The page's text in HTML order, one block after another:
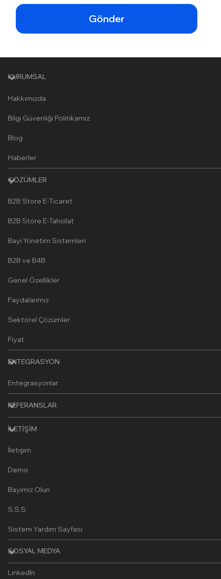
Gönder
KURUMSAL
Hakkımızda
Bilgi Güvenliği Politikamız
Blog
Haberler
ÇÖZÜMLER
B2B Store E-Ticaret
B2B Store E-Tahsilat
Bayi Yönetim Sistemleri
B2B ve B4B
Genel Özellikler
Faydalarımız
Sektörel Çözümler
Fiyat
ENTEGRASYON
Entegrasyonlar
REFERANSLAR
İLETIŞIM
İletişim
Demo
Bayimiz Olun
S.S.S.
Sistem Yardım Sayfası
SOSYAL MEDYA
LinkedIn